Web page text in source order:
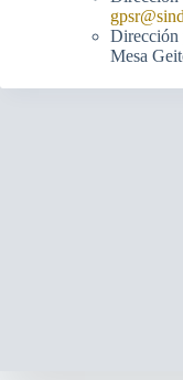
Dirección
Mesa